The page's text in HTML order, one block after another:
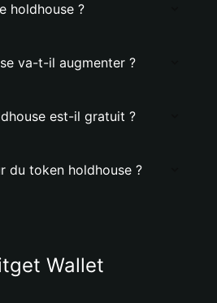
holdhouse ?
va-t-il augmenter ?
est-il gratuit ?
du token holdhouse ?
Wallet